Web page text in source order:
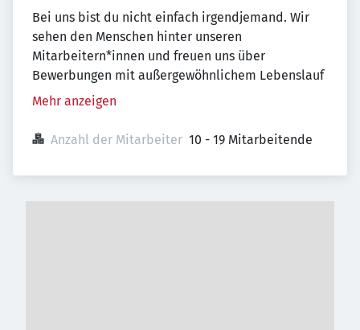
Bei uns bist du nicht einfach irgendjemand. Wir
sehen den Menschen hinter unseren
Mitarbeitern*innen und freuen uns über
Bewerbungen mit außergewöhnlichem Lebenslauf
Mehr anzeigen
Anzahl der Mitarbeiter 10 - 19 Mitarbeitende